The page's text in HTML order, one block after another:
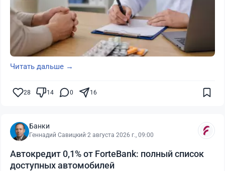
Читать дальше →
28 14 0 16
Банки
Геннадий Савицкий·2 августа 2026 г., 09:00
Автокредит 0,1% от ForteBank: полный список
доступных автомобилей